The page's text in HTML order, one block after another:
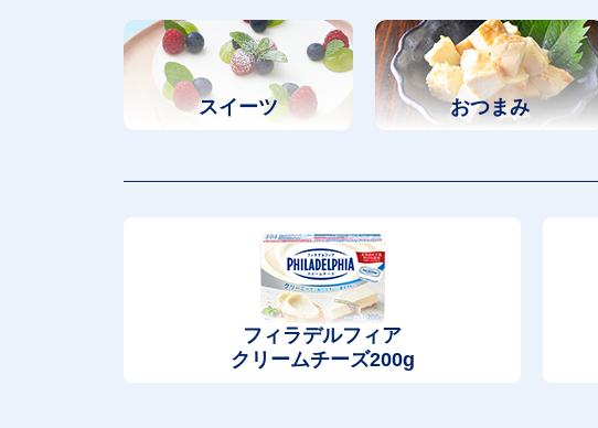
スイーツ おつまみ
フィラデルフィア
クリームチーズ200g